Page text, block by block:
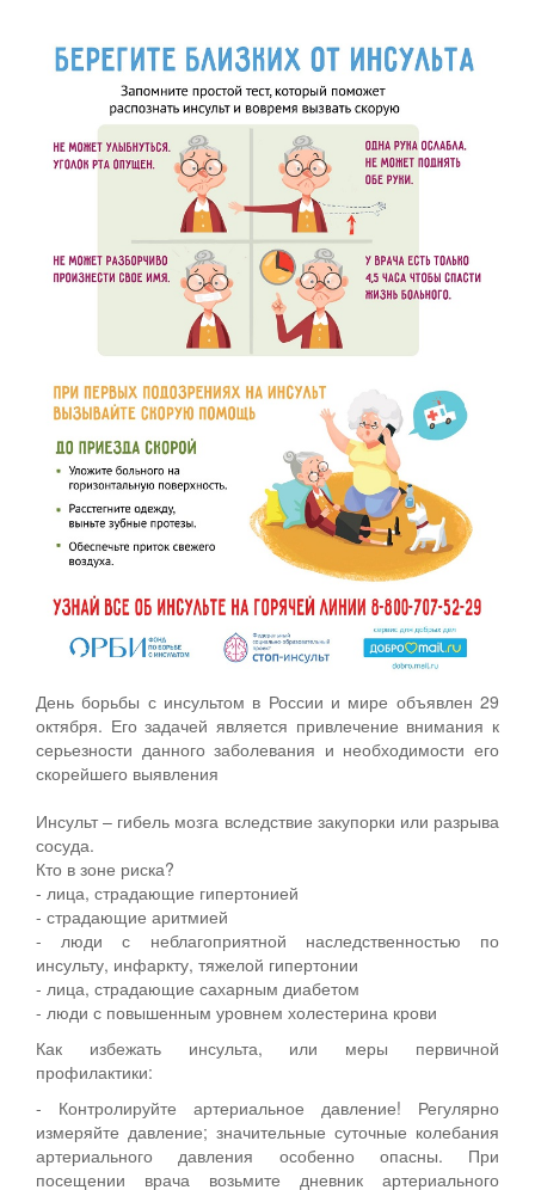
День борьбы с инсультом в России и мире объявлен 29
октября. Его задачей является привлечение внимания к
серьезности данного заболевания и необходимости его
скорейшего выявления
Инсульт – гибель мозга вследствие закупорки или разрыва
сосуда.
Кто в зоне риска?
- лица, страдающие гипертонией
- страдающие аритмией
- люди с неблагоприятной наследственностью по
инсульту, инфаркту, тяжелой гипертонии
- лица, страдающие сахарным диабетом
- люди с повышенным уровнем холестерина крови
Как избежать инсульта, или меры первичной
профилактики:
- Контролируйте артериальное давление! Регулярно
измеряйте давление; значительные суточные колебания
артериального давления особенно опасны. При
посещении врача возьмите дневник артериального